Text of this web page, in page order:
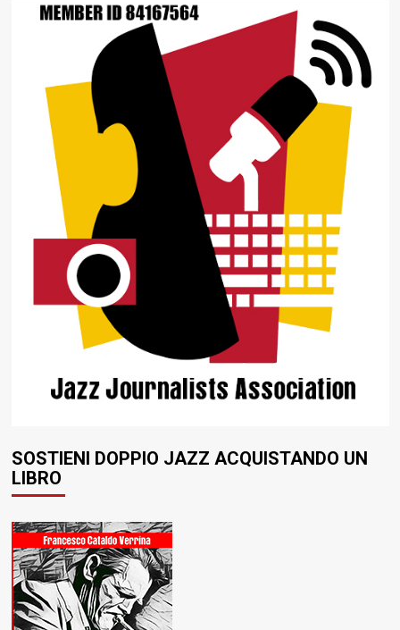
SOSTIENI DOPPIO JAZZ ACQUISTANDO UN
LIBRO